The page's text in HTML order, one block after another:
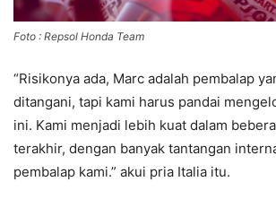
Foto : Repsol Honda Team
“Risikonya ada, Marc adalah pembalap
ditangani, tapi kami harus pandai
ini. Kami menjadi lebih kuat dalam
terakhir, dengan banyak tantangan
pembalap kami.” akui pria Italia itu.